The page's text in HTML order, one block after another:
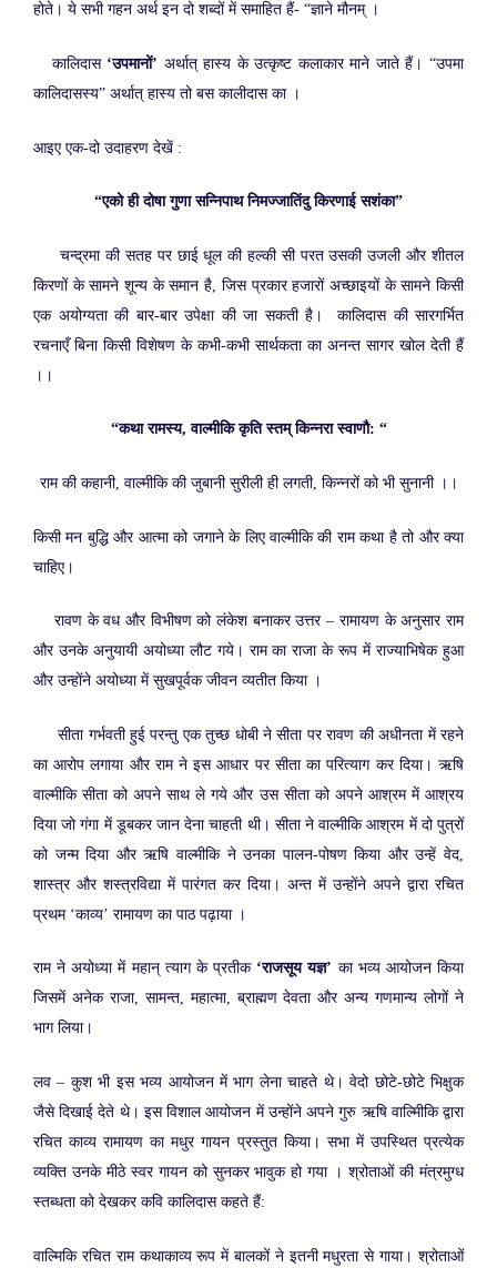
होते। ये सभी गहन अर्थ इन दो शब्दों में समाहित हैं- “ज्ञाने मौनम् ।
कालिदास ‘उपमानों’ अर्थात् हास्य के उत्कृष्ट कलाकार माने जाते हैं। “उपमा
कालिदासस्य” अर्थात् हास्य तो बस कालीदास का ।
आइए एक-दो उदाहरण देखें :
“एको ही दोषा गुणा सन्निपाथ निमज्जातिंदु किरणाई सशंका”
चन्द्रमा की सतह पर छाई धूल की हल्की सी परत उसकी उजली और शीतल
किरणों के सामने शून्य के समान है, जिस प्रकार हजारों अच्छाइयों के सामने किसी
एक अयोग्यता की बार-बार उपेक्षा की जा सकती है। कालिदास की सारगर्भित
रचनाएँ बिना किसी विशेषण के कभी-कभी सार्थकता का अनन्त सागर खोल देती हैं
।।
“कथा रामस्य, वाल्मीकि कृति स्तम् किन्नरा स्वाणौ: “
राम की कहानी, वाल्मीकि की जुबानी सुरीली ही लगती, किन्नरों को भी सुनानी ।।
किसी मन बुद्धि और आत्मा को जगाने के लिए वाल्मीकि की राम कथा है तो और क्या
चाहिए।
रावण के वध और विभीषण को लंकेश बनाकर उत्तर – रामायण के अनुसार राम
और उनके अनुयायी अयोध्या लौट गये। राम का राजा के रूप में राज्याभिषेक हुआ
और उन्होंने अयोध्या में सुखपूर्वक जीवन व्यतीत किया ।
सीता गर्भवती हुई परन्तु एक तुच्छ धोबी ने सीता पर रावण की अधीनता में रहने
का आरोप लगाया और राम ने इस आधार पर सीता का परित्याग कर दिया। ऋषि
वाल्मीकि सीता को अपने साथ ले गये और उस सीता को अपने आश्रम में आश्रय
दिया जो गंगा में डूबकर जान देना चाहती थी। सीता ने वाल्मीकि आश्रम में दो पुत्रों
को जन्म दिया और ऋषि वाल्मीकि ने उनका पालन-पोषण किया और उन्हें वेद,
शास्त्र और शस्त्रविद्या में पारंगत कर दिया। अन्त में उन्होंने अपने द्वारा रचित
प्रथम ‘काव्य’ रामायण का पाठ पढ़ाया ।
राम ने अयोध्या में महान् त्याग के प्रतीक ‘राजसूय यज्ञ’ का भव्य आयोजन किया
जिसमें अनेक राजा, सामन्त, महात्मा, ब्राह्मण देवता और अन्य गणमान्य लोगों ने
भाग लिया।
लव – कुश भी इस भव्य आयोजन में भाग लेना चाहते थे। वेदो छोटे-छोटे भिक्षुक
जैसे दिखाई देते थे। इस विशाल आयोजन में उन्होंने अपने गुरु ऋषि वाल्मिीकि द्वारा
रचित काव्य रामायण का मधुर गायन प्रस्तुत किया। सभा में उपस्थित प्रत्येक
व्यक्ति उनके मीठे स्वर गायन को सुनकर भावुक हो गया । श्रोताओं की मंत्रमुग्ध
स्तब्धता को देखकर कवि कालिदास कहते हैं:
वाल्मिकि रचित राम कथाकाव्य रूप में बालकों ने इतनी मधुरता से गाया। श्रोताओं